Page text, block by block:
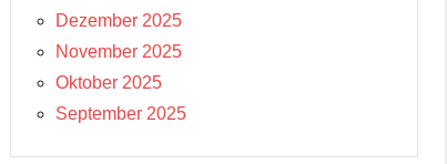
Dezember 2025
November 2025
Oktober 2025
September 2025